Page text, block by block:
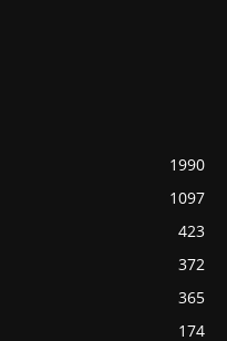
1990
1097
423
372
365
174